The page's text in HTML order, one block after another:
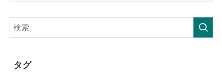
記
事
タグ